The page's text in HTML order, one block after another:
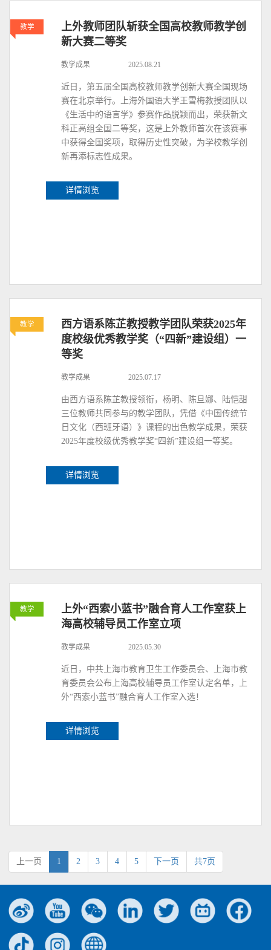
教学
上外教师团队斩获全国高校教师教学创
新大赛二等奖
教学成果 2025.08.21
近日，第五届全国高校教师教学创新大赛全国现场
赛在北京举行。上海外国语大学王雪梅教授团队以
《生活中的语言学》参赛作品脱颖而出，荣获新文
科正高组全国二等奖，这是上外教师首次在该赛事
中获得全国奖项，取得历史性突破，为学校教学创
新再添标志性成果。
详情浏览
教学
西方语系陈芷教授教学团队荣获2025年
度校级优秀教学奖（“四新”建设组）一
等奖
教学成果 2025.07.17
由西方语系陈芷教授领衔，杨明、陈旦娜、陆恺甜
三位教师共同参与的教学团队，凭借《中国传统节
日文化（西班牙语）》课程的出色教学成果，荣获
2025年度校级优秀教学奖“四新”建设组一等奖。
详情浏览
教学
上外“西索小蓝书”融合育人工作室获上
海高校辅导员工作室立项
教学成果 2025.05.30
近日，中共上海市教育卫生工作委员会、上海市教
育委员会公布上海高校辅导员工作室认定名单，上
外“西索小蓝书”融合育人工作室入选！
详情浏览
上一页 1 2 3 4 5 下一页 共7页